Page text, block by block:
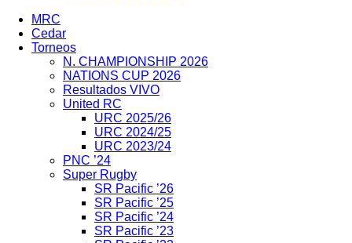
MRC
Cedar
Torneos
N. CHAMPIONSHIP 2026
NATIONS CUP 2026
Resultados VIVO
United RC
URC 2025/26
URC 2024/25
URC 2023/24
PNC ’24
Super Rugby
SR Pacific ’26
SR Pacific ’25
SR Pacific ’24
SR Pacific ’23